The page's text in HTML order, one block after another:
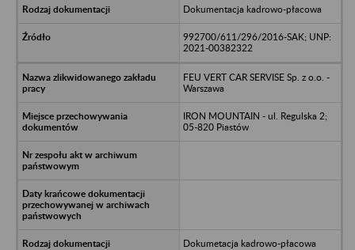
Dokumentacja kadrowo-płacowa
992700/611/296/2016-SAK; UNP:
2021-00382322
FEU VERT CAR SERVISE Sp. z o.o. -
Warszawa
IRON MOUNTAIN - ul. Regulska 2;
05-820 Piastów
Dokumetacja kadrowo-płacowa